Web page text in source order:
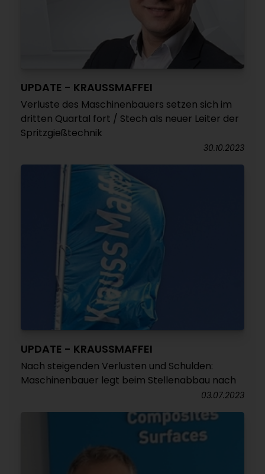
UPDATE - KRAUSSMAFFEI
Verluste des Maschinenbauers setzen sich im
dritten Quartal fort / Stech als neuer Leiter der
Spritzgießtechnik
30.10.2023
UPDATE - KRAUSSMAFFEI
Nach steigenden Verlusten und Schulden:
Maschinenbauer legt beim Stellenabbau nach
03.07.2023